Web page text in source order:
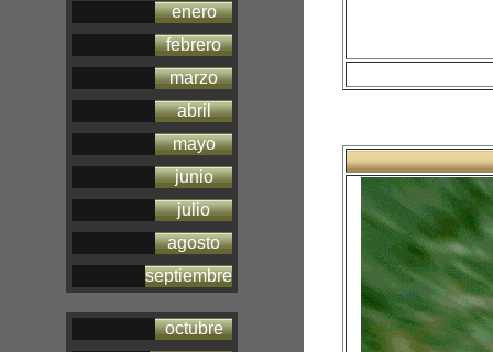
enero
febrero
marzo
abril
mayo
junio
julio
agosto
septiembre
octubre